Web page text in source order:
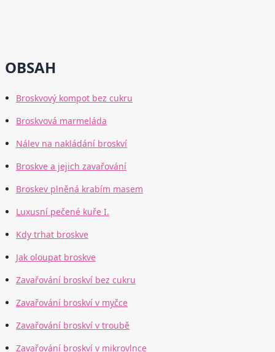
OBSAH
Broskvový kompot bez cukru
Broskvová marmeláda
Nálev na nakládání broskví
Broskve a jejich zavařování
Broskev plněná krabím masem
Luxusní pečené kuře I.
Kdy trhat broskve
Jak oloupat broskve
Zavařování broskví bez cukru
Zavařování broskví v myčce
Zavařování broskví v troubě
Zavařování broskví v mikrovlnce